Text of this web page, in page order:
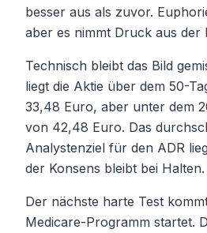
besser aus als zuvor.
aber es nimmt Druck aus der
Technisch bleibt das Bild
liegt die Aktie über dem 50-
33,48 Euro, aber unter dem
von 42,48 Euro. Das
Analystenziel für den ADR
der Konsens bleibt bei Halten.
Der nächste harte Test
Medicare-Programm startet.